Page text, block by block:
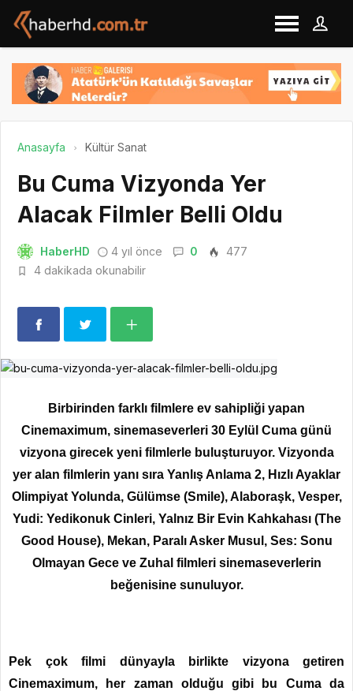
Anasayfa Kültür Sanat
Bu Cuma Vizyonda Yer
Alacak Filmler Belli Oldu
HaberHD 4 yıl önce 0
477
4 dakikada okunabilir
Birbirinden farklı filmlere ev sahipliği yapan
Cinemaximum, sinemaseverleri 30 Eylül Cuma günü
vizyona girecek yeni filmlerle buluşturuyor. Vizyonda
yer alan filmlerin yanı sıra Yanlış Anlama 2, Hızlı Ayaklar
Olimpiyat Yolunda, Gülümse (Smile), Alaboraşk, Vesper,
Yudi: Yedikonuk Cinleri, Yalnız Bir Evin Kahkahası (The
Good House), Mekan, Paralı Asker Musul, Ses: Sonu
Olmayan Gece ve Zuhal filmleri sinemaseverlerin
beğenisine sunuluyor.
Pek çok filmi dünyayla birlikte vizyona
getiren
Cinemaximum, her zaman olduğu gibi bu Cuma da